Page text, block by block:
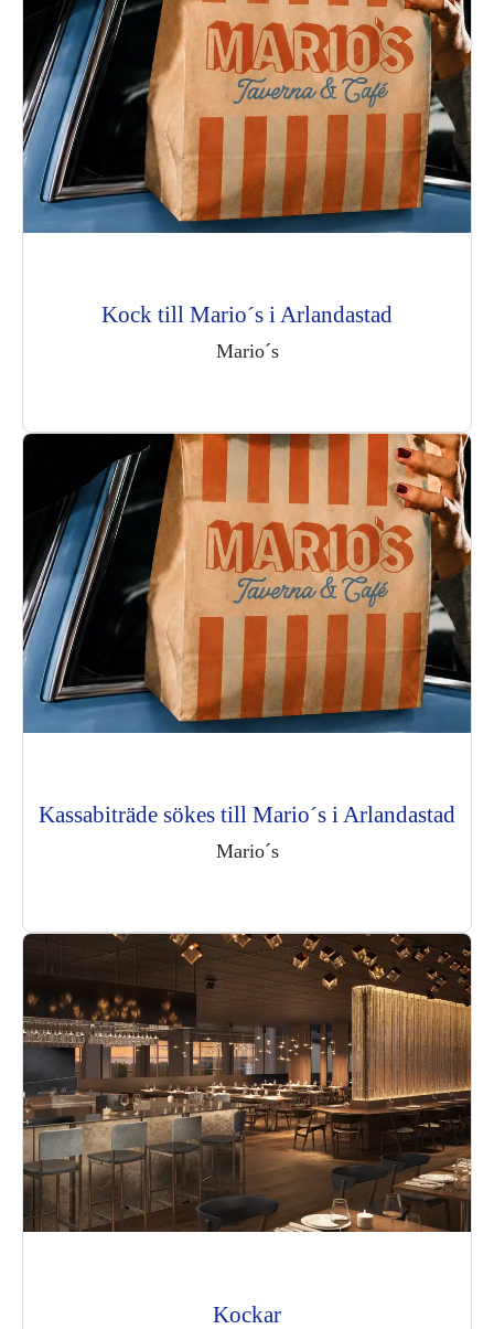
Kock till Mario´s i Arlandastad
Mario´s
Kassabiträde sökes till Mario´s i Arlandastad
Mario´s
Kockar